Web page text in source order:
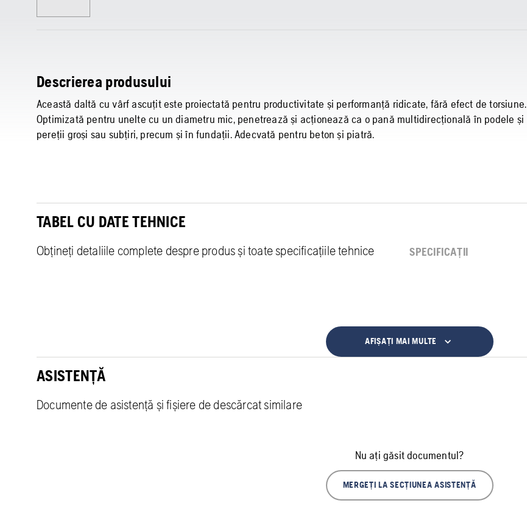
Descrierea produsului
Această daltă cu vârf ascuțit este proiectată pentru productivitate și performanță ridicate, fără efect de torsiune.
Optimizată pentru unelte cu un diametru mic, penetrează și acționează ca o pană multidirecțională în podele și
pereții groși sau subțiri, precum și în fundații. Adecvată pentru beton și piatră.
TABEL CU DATE TEHNICE
Obțineți detaliile complete despre produs și toate specificațiile tehnice SPECIFICAȚII
AFIȘAȚI MAI MULTE
ASISTENȚĂ
Documente de asistență și fișiere de descărcat similare
Nu ați găsit documentul?
MERGEȚI LA SECȚIUNEA ASISTENȚĂ